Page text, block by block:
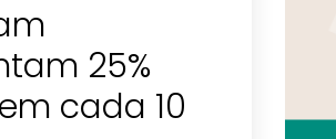
25%
cada 10